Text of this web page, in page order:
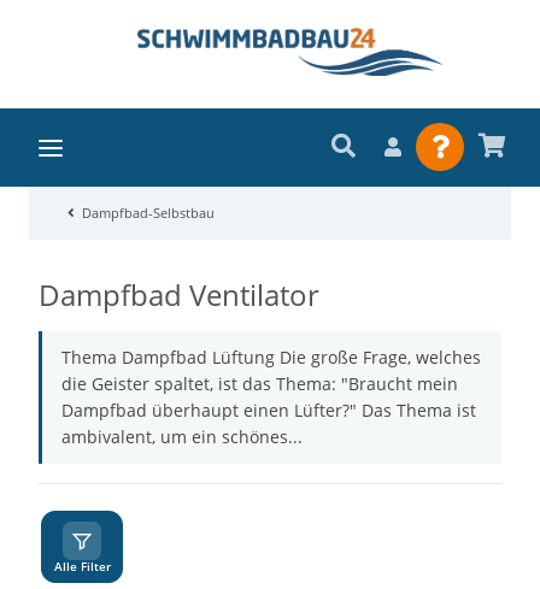
Dampfbad-Selbstbau
Dampfbad Ventilator
Thema Dampfbad Lüftung Die große Frage, welches
die Geister spaltet, ist das Thema: "Braucht mein
Dampfbad überhaupt einen Lüfter?" Das Thema ist
ambivalent, um ein schönes...
A
Alle Filter